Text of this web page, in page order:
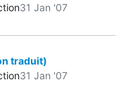
31 Jan '07
traduit)
31 Jan '07